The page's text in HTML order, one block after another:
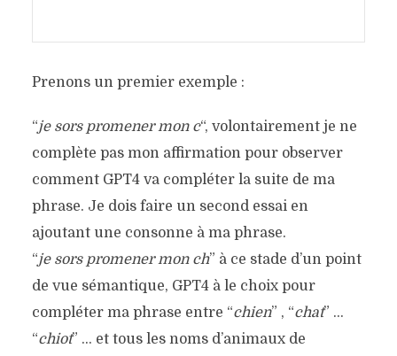
Prenons un premier exemple :
“je sors promener mon c“, volontairement je ne
complète pas mon affirmation pour observer
comment GPT4 va compléter la suite de ma
phrase. Je dois faire un second essai en
ajoutant une consonne à ma phrase.
“je sors promener mon ch” à ce stade d’un point
de vue sémantique, GPT4 à le choix pour
compléter ma phrase entre “chien” , “chat” …
“chiot” … et tous les noms d’animaux de